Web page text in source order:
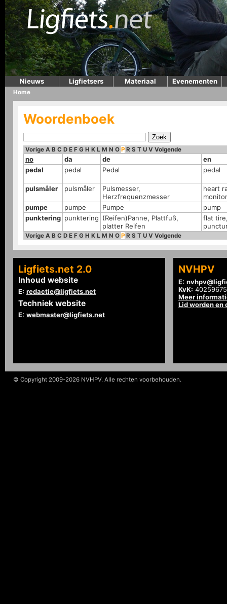
Nieuws Ligfietsers Materiaal Evenementen
Home
Woordenboek
Vorige A B C D E F G H K L M N O P R S T U V Volgende
no da de
en
pedal
pedal Pedal pedal
pulsmåler pulsmåler
Pulsmesser,
Herzfrequenzmesser
heart
monitor
pumpe
pumpe Pumpe
pump
punktering punktering (Reifen)Panne, Plattfuß,
platter Reifen
flat
Vorige A B C D E F G H K L M N O P R S T U V Volgende
Ligfiets.net 2.0
Inhoud website
E: redactie@ligfiets.net
Techniek website
E: webmaster@ligfiets.net
NVHPV
E:
KvK: 40259675
Meer
Lid worden en
© Copyright 2009-2026 NVHPV. Alle rechten voorbehouden.